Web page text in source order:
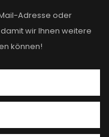
Adresse oder
wir Ihnen weitere
können!